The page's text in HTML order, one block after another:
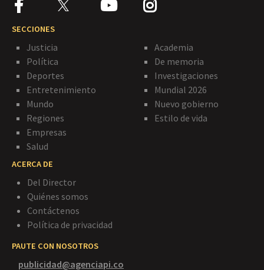
SECCIONES
Justicia
Política
Deportes
Entretenimiento
Mundo
Regiones
Empresas
Salud
Academia
De memoria
Investigaciones
Mundial 2026
Nuevo gobierno
Estilo de vida
ACERCA DE
Del Director
Quiénes somos
Contáctenos
Política de privacidad
PAUTE CON NOSOTROS
publicidad@agenciapi.co